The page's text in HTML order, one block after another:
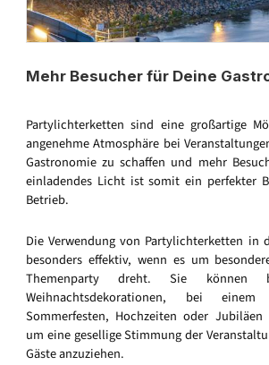
Mehr Besucher für Deine
Partylichterketten sind eine großartige
angenehme Atmosphäre bei
Gastronomie zu schaffen und mehr
einladendes Licht ist somit ein perfekter
Betrieb.
Die Verwendung von Partylichterketten in
besonders effektiv, wenn es um
Themenparty dreht. Sie können
Weihnachtsdekorationen, bei
Sommerfesten, Hochzeiten oder Jubiläen
um eine gesellige Stimmung der
Gäste anzuziehen.